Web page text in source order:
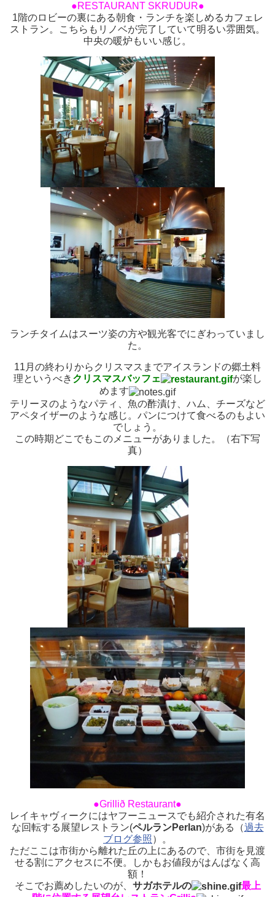
●RESTAURANT SKRUDUR●
1階のロビーの裏にある朝食・ランチを楽しめるカフェレ
ストラン。こちらもリノベが完了していて明るい雰囲気。
中央の暖炉もいい感じ。
ランチタイムはスーツ姿の方や観光客でにぎわっていまし
た。
11月の終わりからクリスマスまでアイスランドの郷土料
理というべき クリスマスバッフェ
が楽し
めます
テリーヌのようなパティ、魚の酢漬け、ハム、チーズなど
アペタイザーのような感じ。パンにつけて食べるのもよい
でしょう。
この時期どこでもこのメニューがありました。（右下写
真）
●Grillið Restaurant●
レイキャヴィークにはヤフーニュースでも紹介された有名
な回転する展望レストラン(ペルランPerlan)がある（過去
ブログ参照 ）。
ただここは市街から離れた丘の上にあるので、市街を見渡
せる割にアクセスに不便。しかもお値段がはんぱなく高
額！
そこでお薦めしたいのが、 サガホテルの
最上